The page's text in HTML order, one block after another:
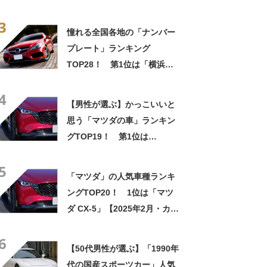
憧れる全国各地の「ナンバー
プレート」ランキング
TOP28！ 第1位は「横浜」
【男性が選ぶ】かっこいいと
思う「マツダの車」ランキン
グTOP19！ 第1位は
「マツダ」の人気車種ランキ
ングTOP20！ 1位は「マツ
ダ CX-5」【2025年2月・カー
【50代男性が選ぶ】「1990年
代の国産スポーツカー」人気